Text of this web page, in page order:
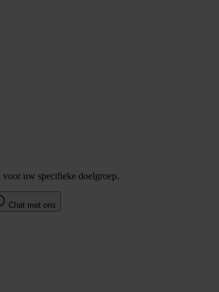
voor uw specifieke doelgroep.
Chat met ons